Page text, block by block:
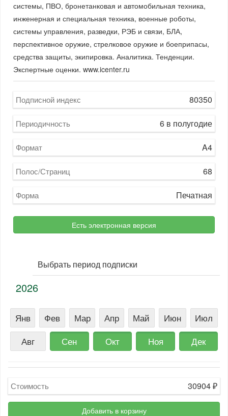
системы, ПВО, бронетанковая и автомобильная техника,
инженерная и специальная техника, военные роботы,
системы управления, разведки, РЭБ и связи, БЛА,
перспективное оружие, стрелковое оружие и боеприпасы,
средства защиты, экипировка. Аналитика. Тенденции.
Экспертные оценки. www.icenter.ru
Подписной индекс 80350
Периодичность 6 в полугодие
Формат A4
Полос/Страниц 68
Форма Печатная
Есть электронная версия
Выбрать период подписки
2026
Янв Фев Мар Апр Май Июн
Июл
Авг
Сен Окт Ноя Дек
Стоимость 30904₽
Добавить в корзину